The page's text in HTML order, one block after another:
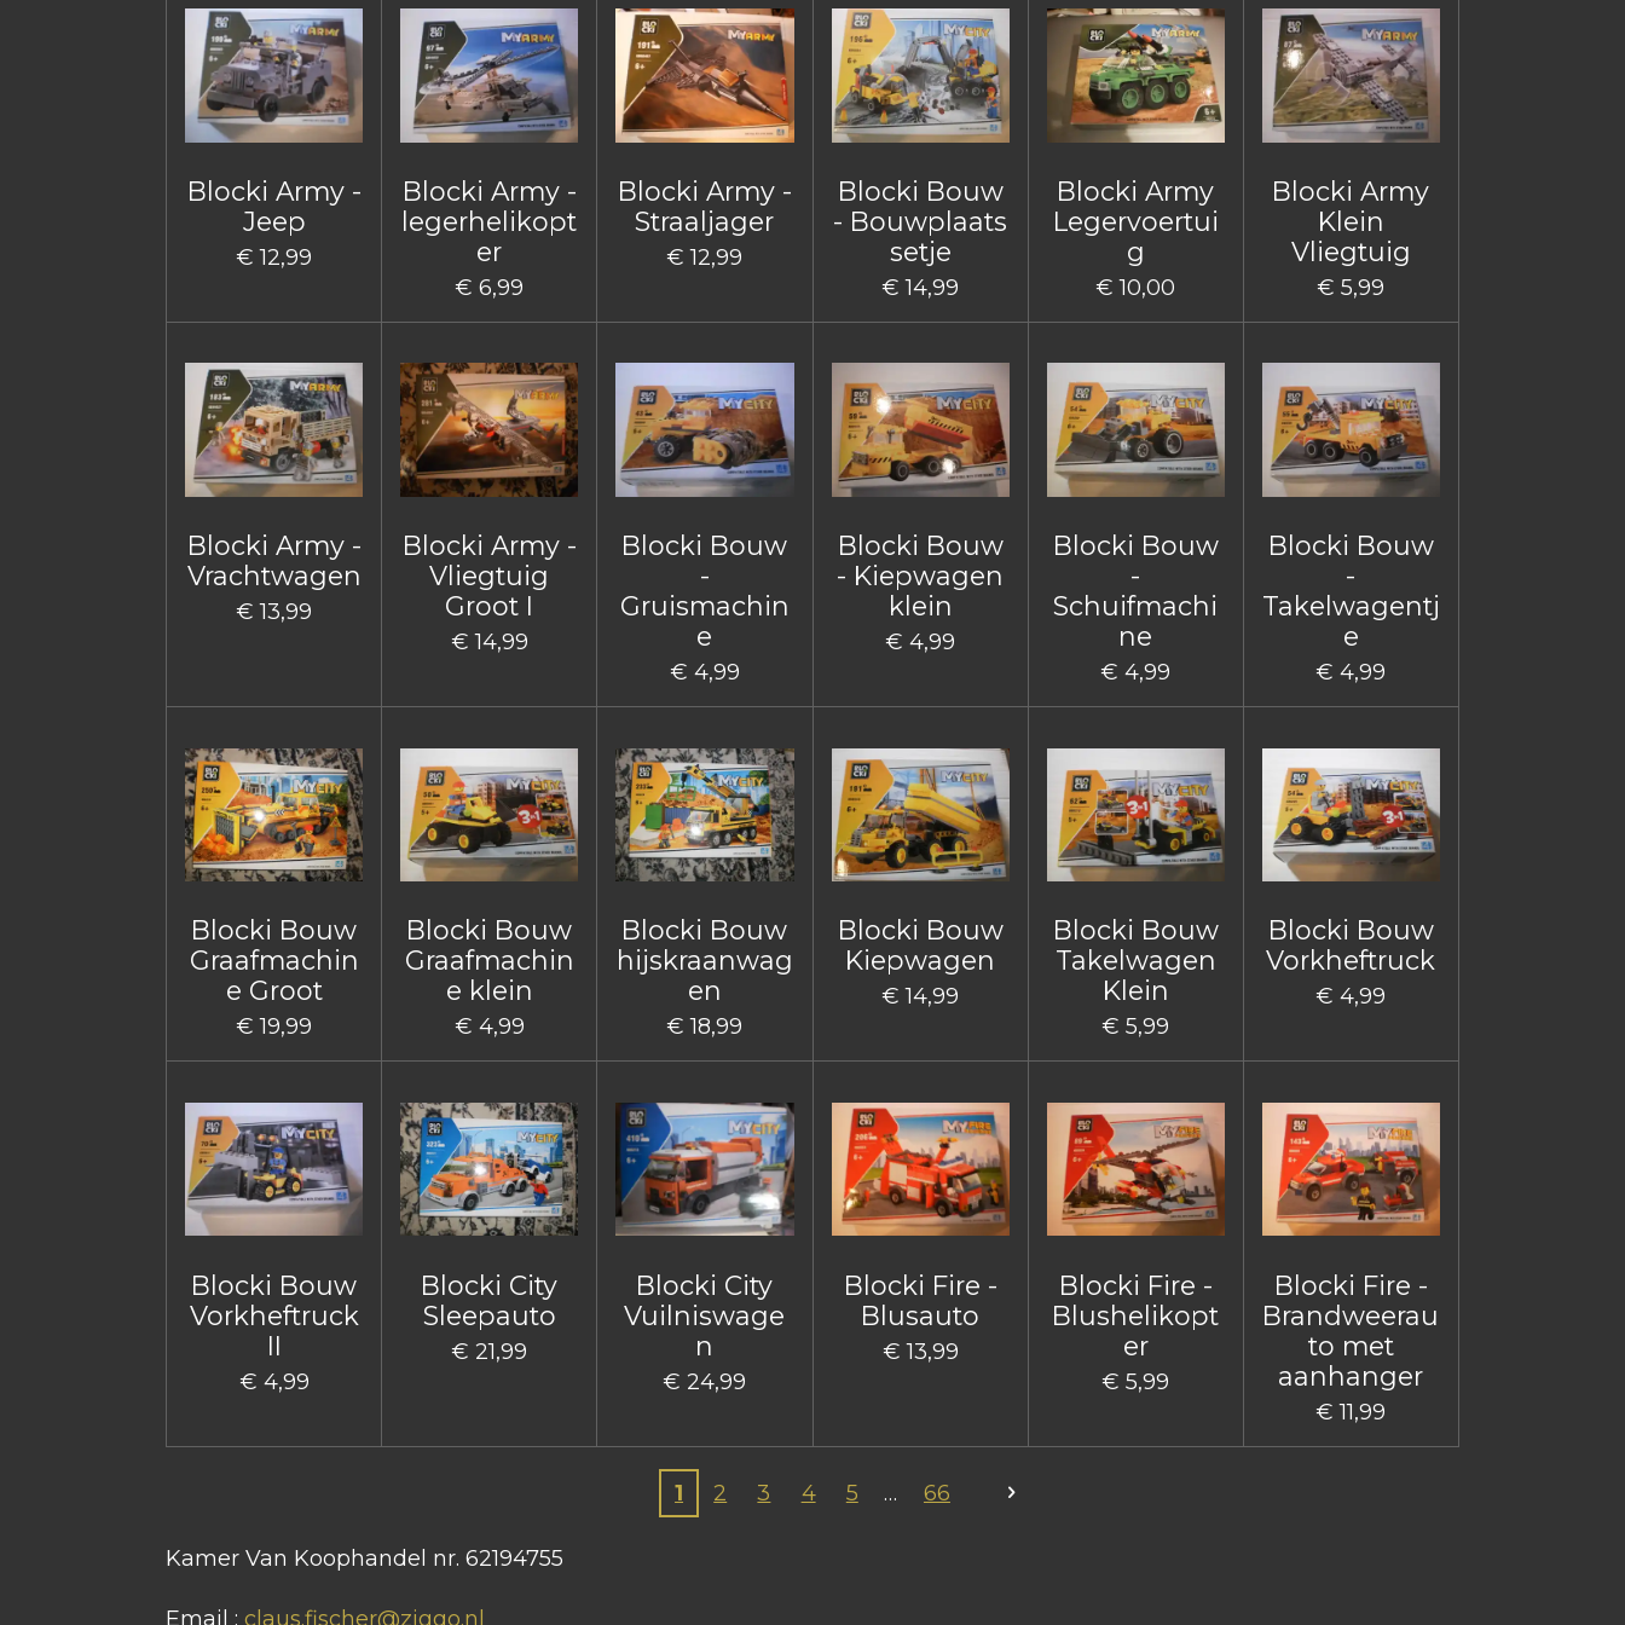
Blocki Army -
Jeep
€ 12,99
Blocki Army -
legerhelikopt
er
€ 6,99
Blocki Army -
Straaljager
€ 12,99
Blocki Bouw
- Bouwplaats
setje
€ 14,99
Blocki Army
Legervoertui
g
€ 10,00
Blocki Army
Klein
Vliegtuig
€ 5,99
Blocki Army -
Vrachtwagen
€ 13,99
Blocki Army -
Vliegtuig
Groot I
€ 14,99
Blocki Bouw
-
Gruismachin
e
€ 4,99
Blocki Bouw
- Kiepwagen
klein
€ 4,99
Blocki Bouw
-
Schuifmachi
ne
€ 4,99
Blocki Bouw
-
Takelwagentj
e
€ 4,99
Blocki Bouw
Graafmachin
e Groot
€ 19,99
Blocki Bouw
Graafmachin
e klein
€ 4,99
Blocki Bouw
hijskraanwag
en
€ 18,99
Blocki Bouw
Kiepwagen
€ 14,99
Blocki Bouw
Takelwagen
Klein
€ 5,99
Blocki Bouw
Vorkheftruck
€ 4,99
Blocki Bouw
Vorkheftruck
II
€ 4,99
Blocki City
Sleepauto
€ 21,99
Blocki City
Vuilniswage
n
€ 24,99
Blocki Fire -
Blusauto
€ 13,99
Blocki Fire -
Blushelikopt
er
€ 5,99
Blocki Fire -
Brandweerau
to met
aanhanger
€ 11,99
1 2 3 4 5 66
Kamer Van Koophandel nr. 62194755
Email : claus.fischer@ziggo.nl